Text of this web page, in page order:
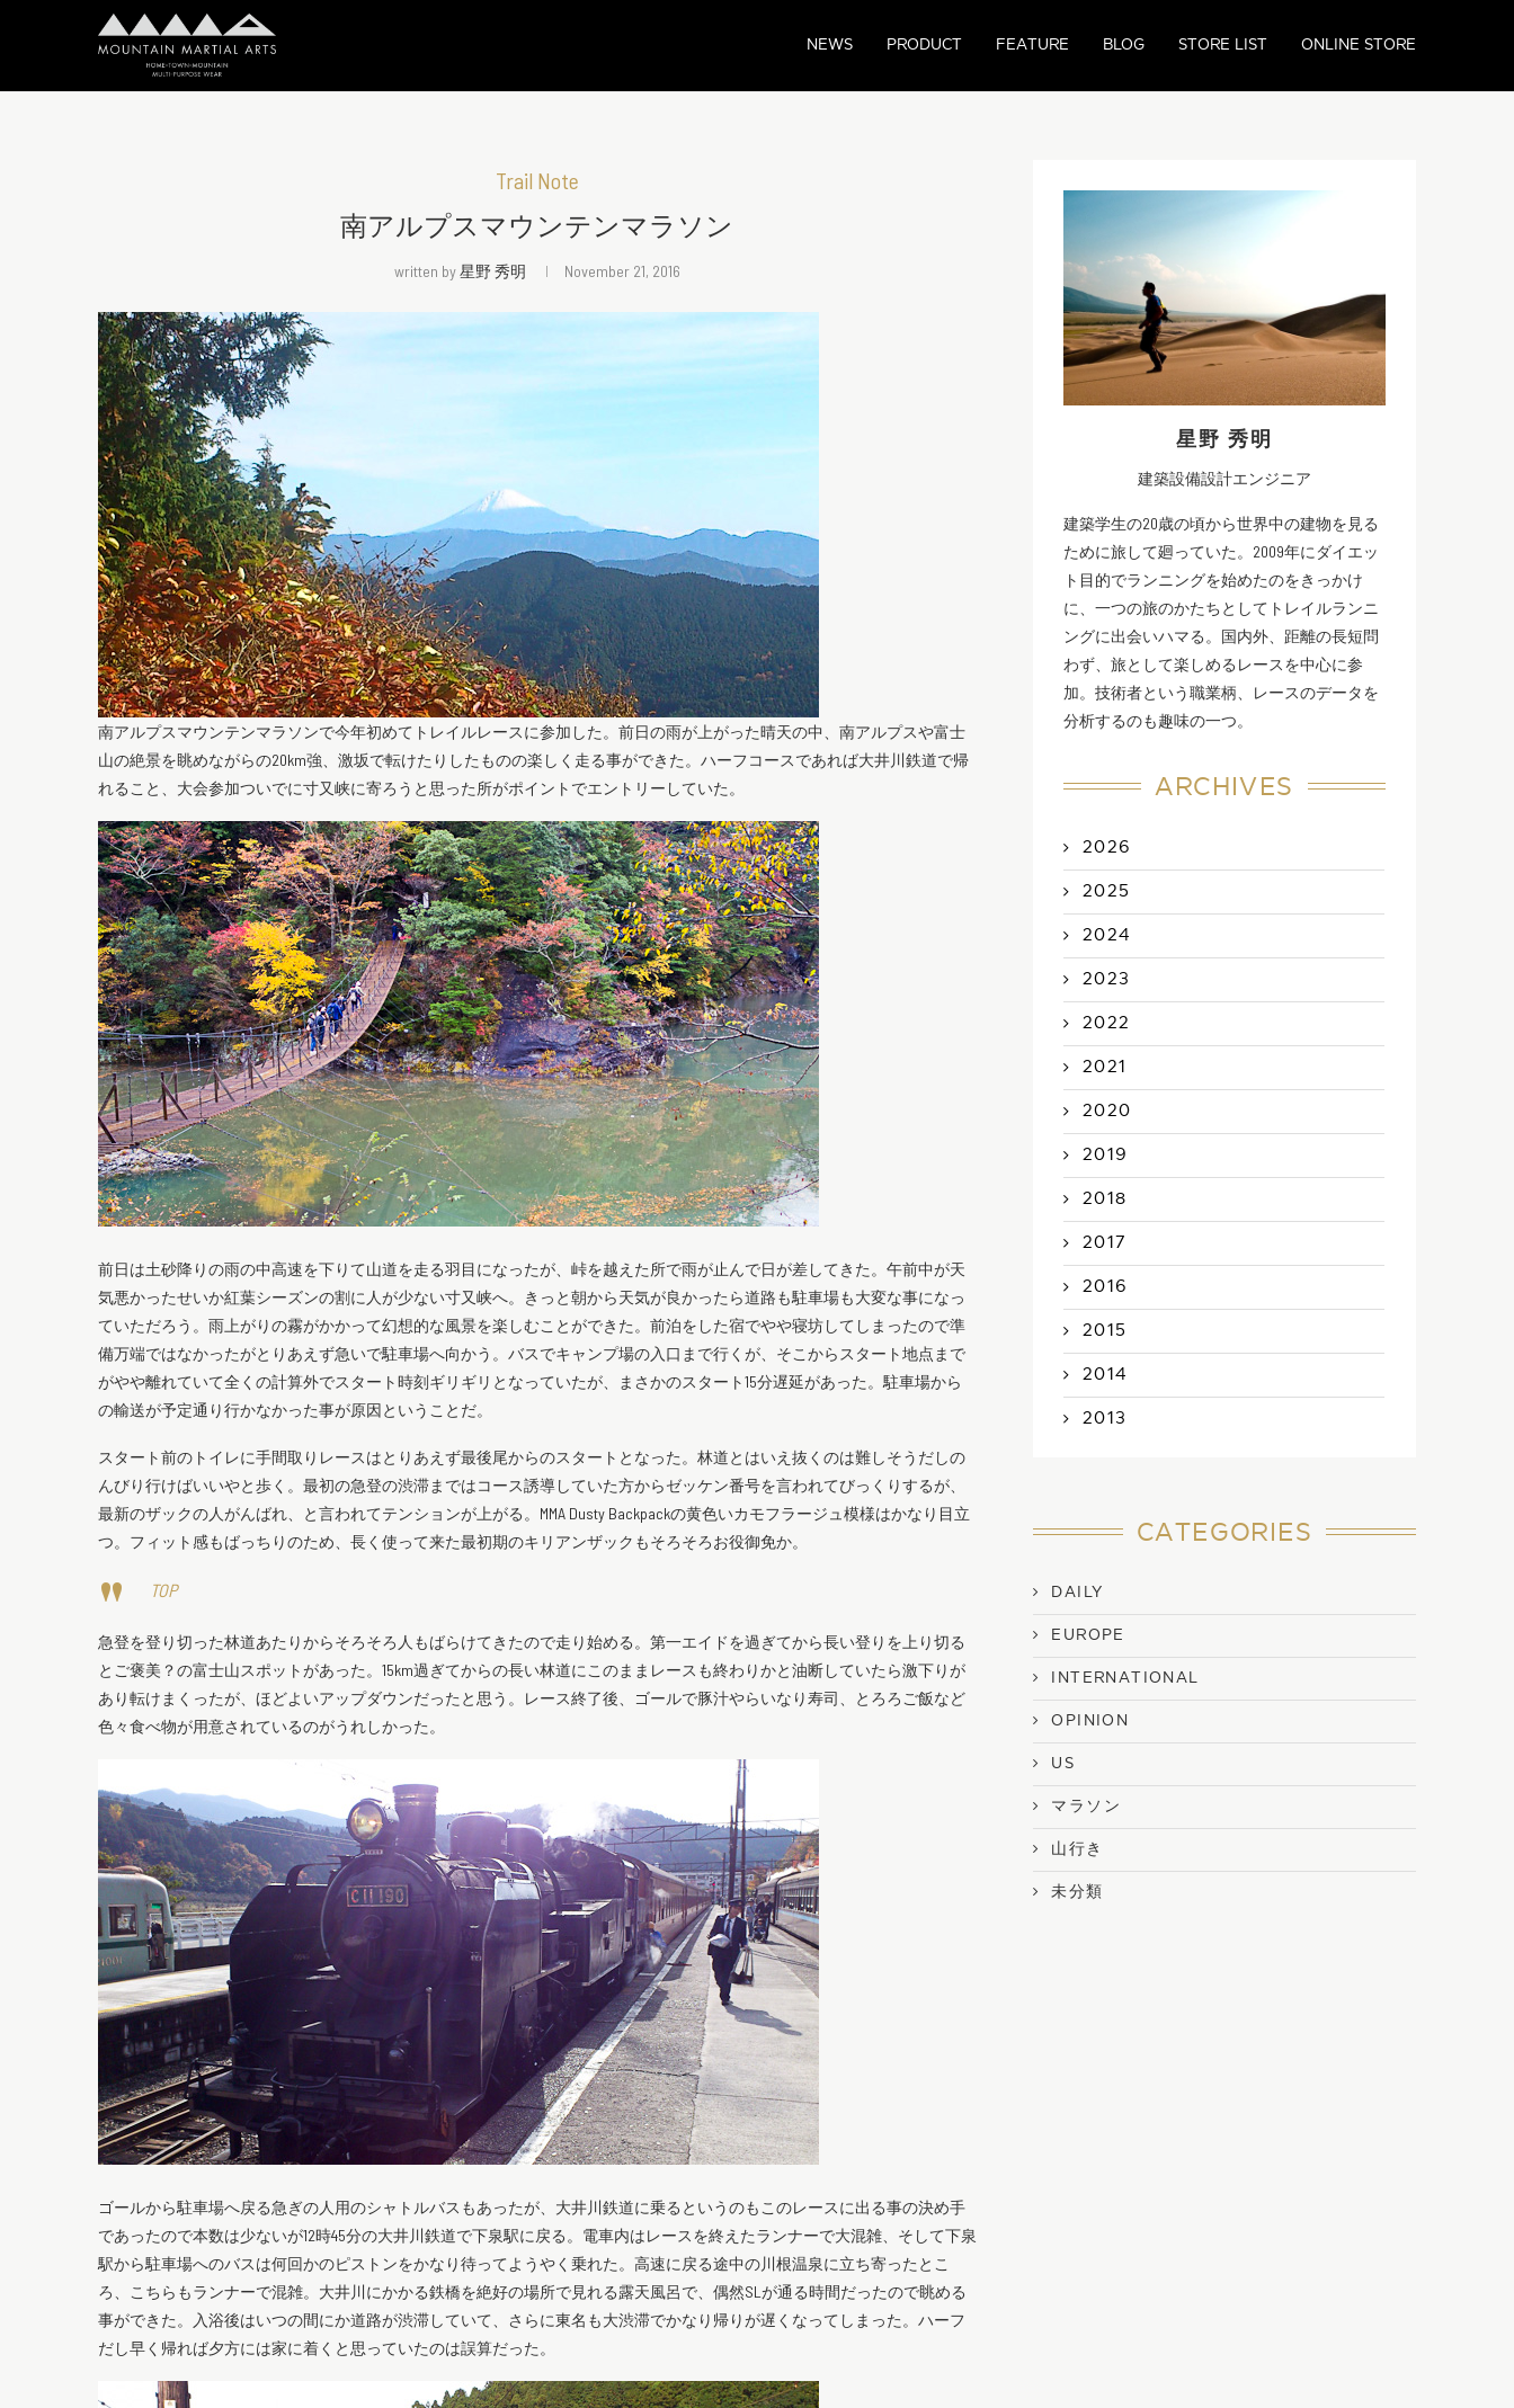
NEWS PRODUCT FEATURE BLOG STORE LIST ONLINE STORE
Trail Note
南アルプスマウンテンマラソン
written by星野 秀明 November 21, 2016
南アルプスマウンテンマラソンで今年初めてトレイルレースに参加した。前日の雨が上がった晴天の中、南アルプスや富士
山の絶景を眺めながらの20km強、激坂で転けたりしたものの楽しく走る事ができた。ハーフコースであれば大井川鉄道で帰
れること、大会参加ついでに寸又峡に寄ろうと思った所がポイントでエントリーしていた。
前日は土砂降りの雨の中高速を下りて山道を走る羽目になったが、峠を越えた所で雨が止んで日が差してきた。午前中が天
気悪かったせいか紅葉シーズンの割に人が少ない寸又峡へ。きっと朝から天気が良かったら道路も駐車場も大変な事になっ
ていただろう。雨上がりの霧がかかって幻想的な風景を楽しむことができた。前泊をした宿でやや寝坊してしまったので準
備万端ではなかったがとりあえず急いで駐車場へ向かう。バスでキャンプ場の入口まで行くが、そこからスタート地点まで
がやや離れていて全くの計算外でスタート時刻ギリギリとなっていたが、まさかのスタート15分遅延があった。駐車場から
の輸送が予定通り行かなかった事が原因ということだ。
スタート前のトイレに手間取りレースはとりあえず最後尾からのスタートとなった。林道とはいえ抜くのは難しそうだしの
んびり行けばいいやと歩く。最初の急登の渋滞まではコース誘導していた方からゼッケン番号を言われてびっくりするが、
最新のザックの人がんばれ、と言われてテンションが上がる。MMA Dusty Backpackの黄色いカモフラージュ模様はかなり目立
つ。フィット感もばっちりのため、長く使って来た最初期のキリアンザックもそろそろお役御免か。
TOP
急登を登り切った林道あたりからそろそろ人もばらけてきたので走り始める。第一エイドを過ぎてから長い登りを上り切る
とご褒美？の富士山スポットがあった。15km過ぎてからの長い林道にこのままレースも終わりかと油断していたら激下りが
あり転けまくったが、ほどよいアップダウンだったと思う。レース終了後、ゴールで豚汁やらいなり寿司、とろろご飯など
色々食べ物が用意されているのがうれしかった。
ゴールから駐車場へ戻る急ぎの人用のシャトルバスもあったが、大井川鉄道に乗るというのもこのレースに出る事の決め手
であったので本数は少ないが12時45分の大井川鉄道で下泉駅に戻る。電車内はレースを終えたランナーで大混雑、そして下泉
駅から駐車場へのバスは何回かのピストンをかなり待ってようやく乗れた。高速に戻る途中の川根温泉に立ち寄ったとこ
ろ、こちらもランナーで混雑。大井川にかかる鉄橋を絶好の場所で見れる露天風呂で、偶然SLが通る時間だったので眺める
事ができた。入浴後はいつの間にか道路が渋滞していて、さらに東名も大渋滞でかなり帰りが遅くなってしまった。ハーフ
だし早く帰れば夕方には家に着くと思っていたのは誤算だった。
星野 秀明
建築設備設計エンジニア
建築学生の20歳の頃から世界中の建物を見る
ために旅して廻っていた。2009年にダイエッ
ト目的でランニングを始めたのをきっかけ
に、一つの旅のかたちとしてトレイルランニ
ングに出会いハマる。国内外、距離の長短問
わず、旅として楽しめるレースを中心に参
加。技術者という職業柄、レースのデータを
分析するのも趣味の一つ。
ARCHIVES
2026
2025
2024
2023
2022
2021
2020
2019
2018
2017
2016
2015
2014
2013
CATEGORIES
DAILY
EUROPE
INTERNATIONAL
OPINION
US
マラソン
山行き
未分類